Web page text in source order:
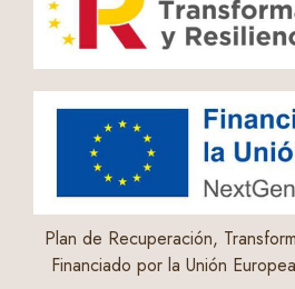
Plan de Recuperación,
Financiado por la Unión